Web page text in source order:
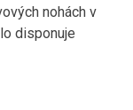
nohách v
disponuje